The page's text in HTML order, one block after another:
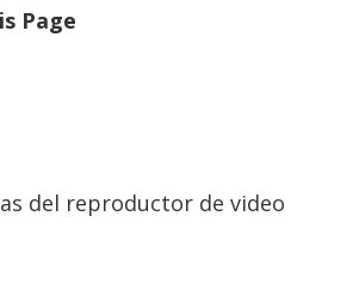
Page
del reproductor de video